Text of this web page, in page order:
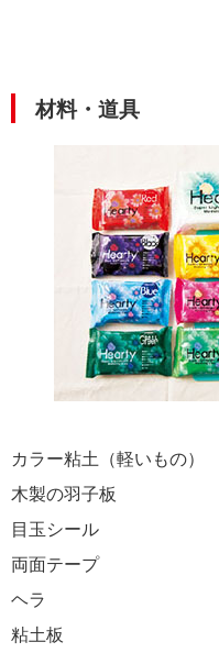
材料・道具
カラー粘土（軽いもの）
木製の羽子板
目玉シール
両面テープ
ヘラ
粘土板